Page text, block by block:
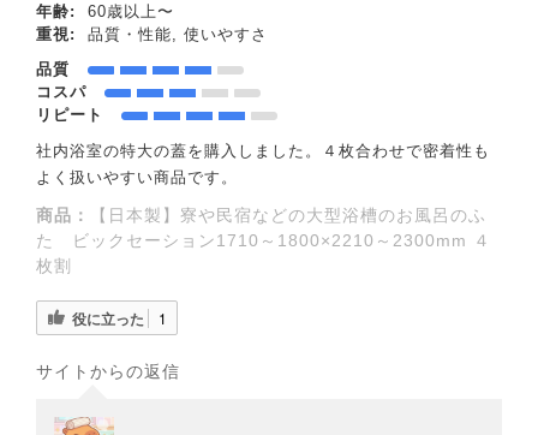
年齢:
60歳以上〜
重視:
品質・性能, 使いやすさ
品質
コスパ
リピート
社内浴室の特大の蓋を購入しました。４枚合わせで密着性も
よく扱いやすい商品です。
商品：
【日本製】寮や民宿などの大型浴槽のお風呂のふ
た ビックセーション1710～1800×2210～2300mm ４
枚割
役に立った 1
サイトからの返信